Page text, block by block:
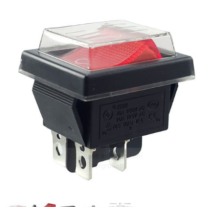
Doppelt antippen zum
vergrößern